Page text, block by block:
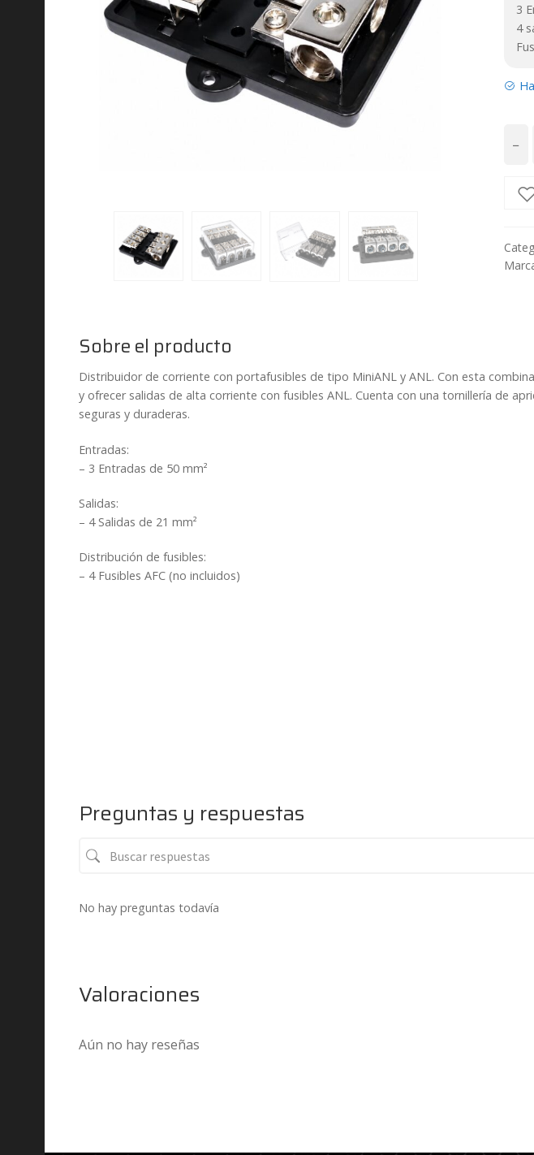
3
4
−
APS
Sobre el producto
Distribuidor de corriente con portafusibles de tipo MiniANL y ANL. Con esta
y ofrecer salidas de alta corriente con fusibles ANL. Cuenta con una tornillería de
seguras y duraderas.
Entradas:
– 3 Entradas de 50 mm²
Salidas:
– 4 Salidas de 21 mm²
Distribución de fusibles:
– 4 Fusibles AFC (no incluidos)
Preguntas y respuestas
No hay preguntas todavía
Valoraciones
Aún no hay reseñas